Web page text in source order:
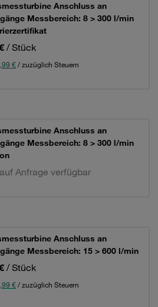
Anschluss an
Messbereich: 8 > 300 l/min
/ Stück
€/ zuzüglich Steuern
Anschluss an
Messbereich: 8 > 300 l/min
Anfrage verfügbar
Anschluss an
Messbereich: 15 > 600 l/min
/ Stück
€/ zuzüglich Steuern